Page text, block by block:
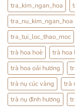
tra_kim_ngan_hoa
tra_nu_kim_ngan_hoa
tra_tui_loc_thao_moc
trà hoa hoè
trà hoa
trà hoa oải hương
trà nụ cúc vàng
trà
trà nụ đinh hương